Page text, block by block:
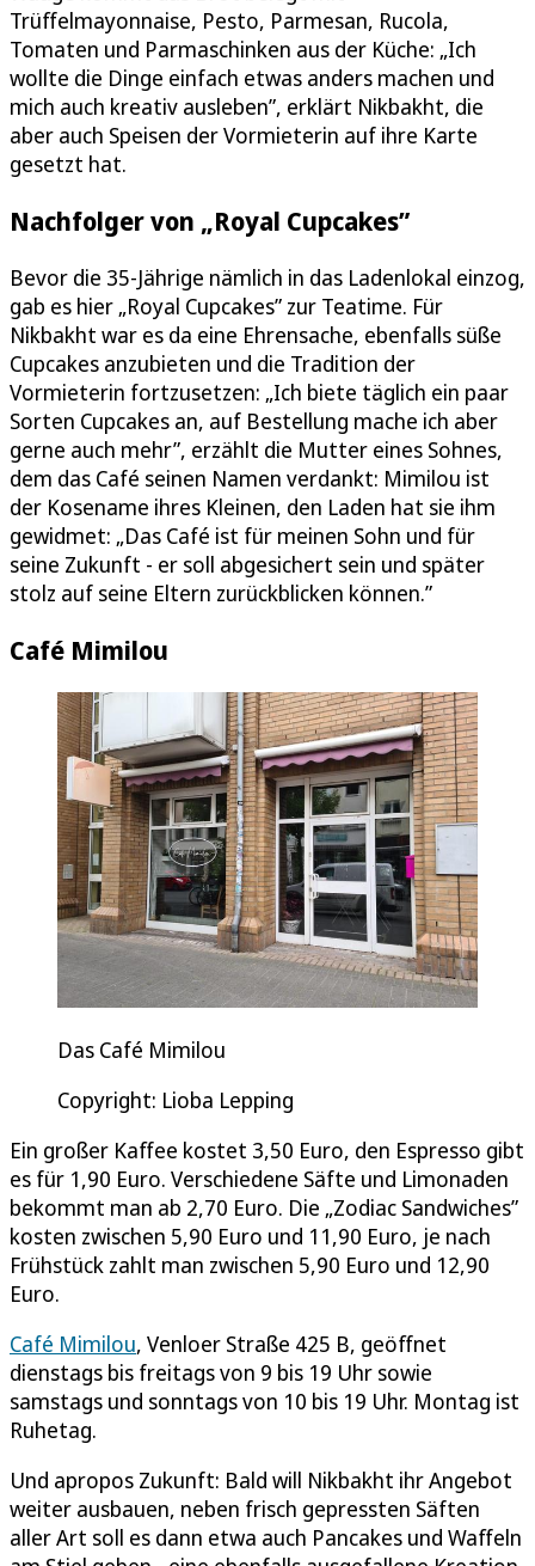
Trüffelmayonnaise, Pesto, Parmesan, Rucola,
Tomaten und Parmaschinken aus der Küche: „Ich
wollte die Dinge einfach etwas anders machen und
mich auch kreativ ausleben”, erklärt Nikbakht, die
aber auch Speisen der Vormieterin auf ihre Karte
gesetzt hat.
Nachfolger von „Royal Cupcakes”
Bevor die 35-Jährige nämlich in das Ladenlokal einzog,
gab es hier „Royal Cupcakes” zur Teatime. Für
Nikbakht war es da eine Ehrensache, ebenfalls süße
Cupcakes anzubieten und die Tradition der
Vormieterin fortzusetzen: „Ich biete täglich ein paar
Sorten Cupcakes an, auf Bestellung mache ich aber
gerne auch mehr”, erzählt die Mutter eines Sohnes,
dem das Café seinen Namen verdankt: Mimilou ist
der Kosename ihres Kleinen, den Laden hat sie ihm
gewidmet: „Das Café ist für meinen Sohn und für
seine Zukunft - er soll abgesichert sein und später
stolz auf seine Eltern zurückblicken können.”
Café Mimilou
Das Café Mimilou
Copyright: Lioba Lepping
Ein großer Kaffee kostet 3,50 Euro, den Espresso gibt
es für 1,90 Euro. Verschiedene Säfte und Limonaden
bekommt man ab 2,70 Euro. Die „Zodiac Sandwiches”
kosten zwischen 5,90 Euro und 11,90 Euro, je nach
Frühstück zahlt man zwischen 5,90 Euro und 12,90
Euro.
Café Mimilou, Venloer Straße 425 B, geöffnet
dienstags bis freitags von 9 bis 19 Uhr sowie
samstags und sonntags von 10 bis 19 Uhr. Montag ist
Ruhetag.
Und apropos Zukunft: Bald will Nikbakht ihr Angebot
weiter ausbauen, neben frisch gepressten Säften
aller Art soll es dann etwa auch Pancakes und Waffeln